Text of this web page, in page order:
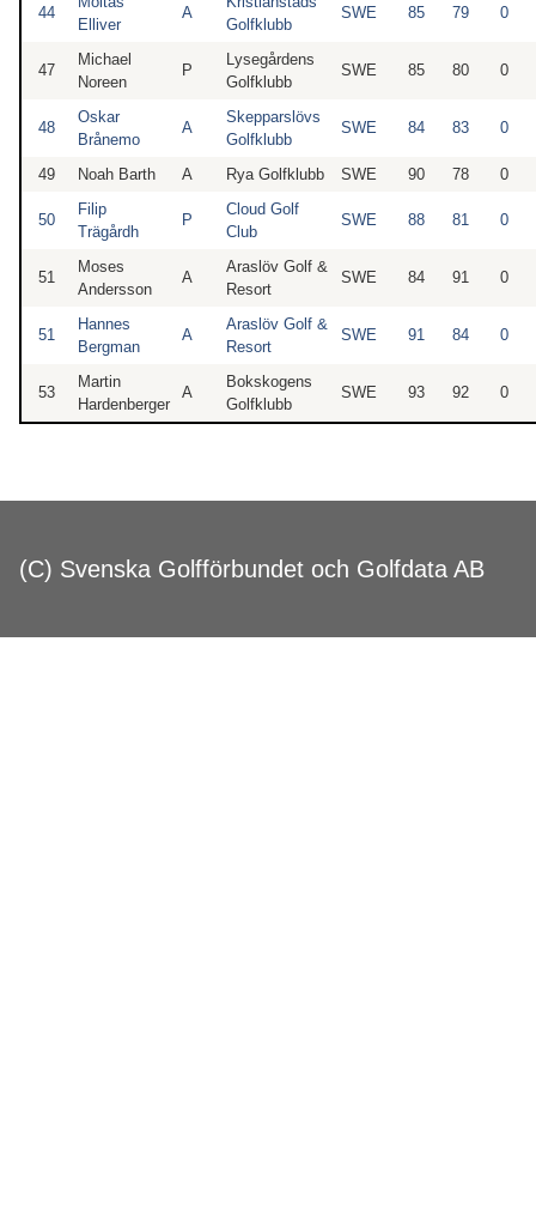
44
Elliver
A
Golfklubb
SWE 85 79 0
47
Michael
Noreen
P
Lysegårdens
Golfklubb
SWE 85 80 0
48
Oskar
Brånemo
A
Skepparslövs
Golfklubb
SWE 84 83 0
49 Noah Barth A Rya Golfklubb SWE 90 78 0
50
Filip
Trägårdh
P
Cloud Golf
Club
SWE 88 81 0
51
Moses
Andersson
A
Araslöv Golf &
Resort
SWE 84 91 0
51
Hannes
Bergman
A
Araslöv Golf &
Resort
SWE 91 84 0
53
Martin
Hardenberger
A
Bokskogens
Golfklubb
SWE 93 92 0
(C) Svenska Golfförbundet och Golfdata AB